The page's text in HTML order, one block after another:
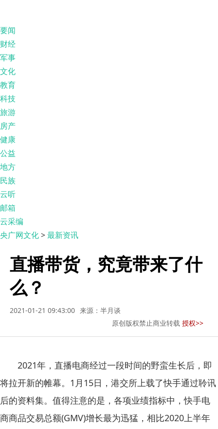
要闻
财经
军事
文化
教育
科技
旅游
房产
健康
公益
地方
民族
云听
邮箱
云采编
央广网文化>最新资讯
直播带货，究竟带来了什
么？
2021-01-21 09:43:00 来源：半月谈
原创版权禁止商业转载 授权>>
2021年，直播电商经过一段时间的野蛮生长后，即
将拉开新的帷幕。1月15日，港交所上载了快手通过聆讯
后的资料集。值得注意的是，各项业绩指标中，快手电
商商品交易总额(GMV)增长最为迅猛，相比2020上半年